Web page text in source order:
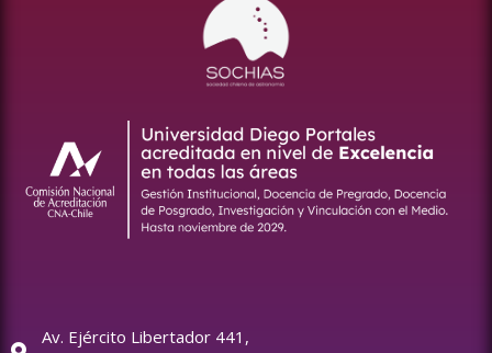
Av. Ejército Libertador 441,